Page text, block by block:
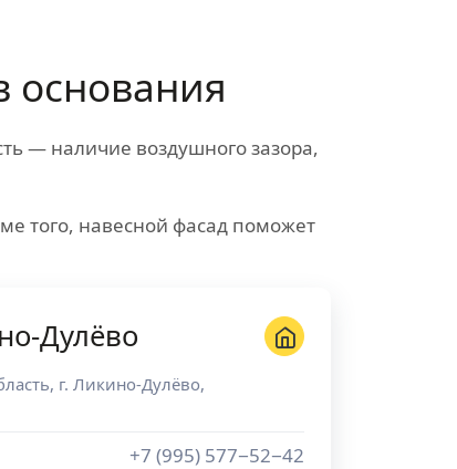
основания
— наличие воздушного зазора,
того, навесной фасад поможет
Дулёво
, г. Ликино-Дулёво,
+7 (995) 577−52−42